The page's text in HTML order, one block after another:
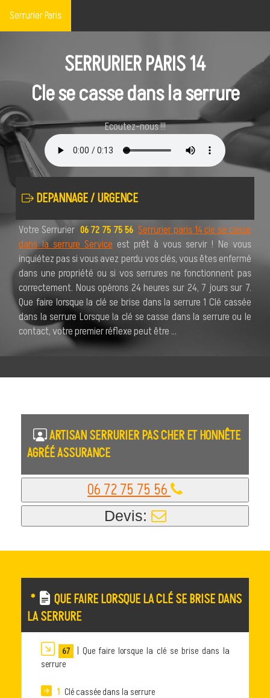
Serrurier Paris
SERRURIER PARIS 14
Cle se casse dans la serrure
Ecoutez-nous !!!
DEPANNAGE / URGENCE
Votre Serrurier 06 72 75 75 56 Serrurier paris 14 cle se casse
dans la serrure Serviceest prêt à vous servir ! Ne vous
inquiétez pas si vous avez perdu vos clés, vous êtes enfermé
dans une propriété ou si vos serrures ne fonctionnent pas
correctement. Nous opérons 24 heures sur 24, 7 jours sur 7.
Que faire lorsque la clé se brise dans la serrure 1 Clé cassée
dans la serrure Lorsque la clé se casse dans la serrure ou le
contact, votre premier réflexe peut être ...
ARTISAN SERRURIER PAS CHER ET HONNÊTE
AGRÉÉ ASSURANCE
06 72 75 75 56
Devis:
*
QUE FAIRE LORSQUE LA CLÉ SE BRISE DANS
LA SERRURE
67
| Que faire lorsque la clé se brise dans la
serrure
1 Clé cassée dans la serrure